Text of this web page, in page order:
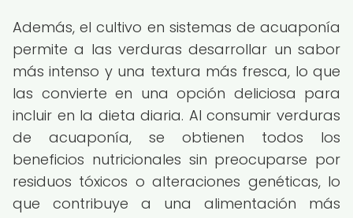
Además, el cultivo en sistemas de acuaponía
permite a las verduras desarrollar un sabor
más intenso y una textura más fresca, lo que
las convierte en una opción deliciosa para
incluir en la dieta diaria. Al consumir verduras
de acuaponía, se obtienen todos los
beneficios nutricionales sin preocuparse por
residuos tóxicos o alteraciones genéticas, lo
que contribuye a una alimentación más